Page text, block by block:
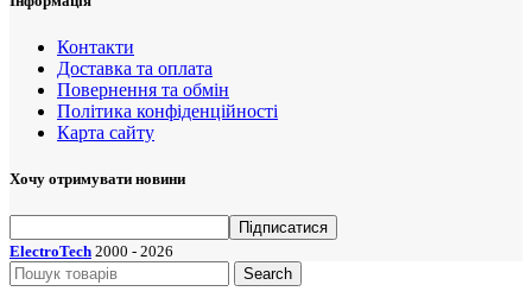
Контакти
Доставка та оплата
Повернення та обмін
Політика конфіденційності
Карта сайту
Хочу отримувати новини
ElectroTech 2000 - 2026
Search